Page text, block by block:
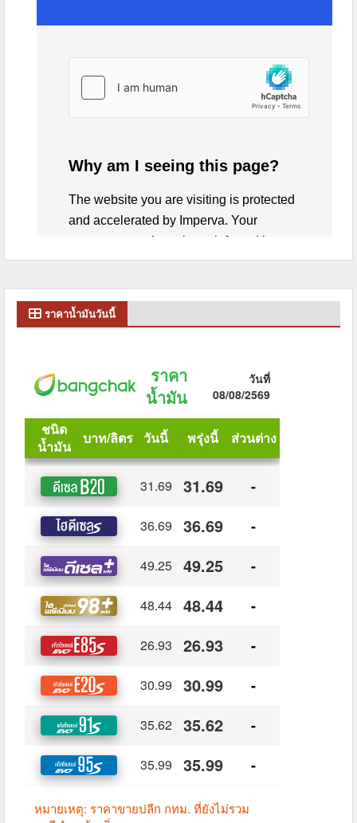
ราคาน้ำมันวันนี้